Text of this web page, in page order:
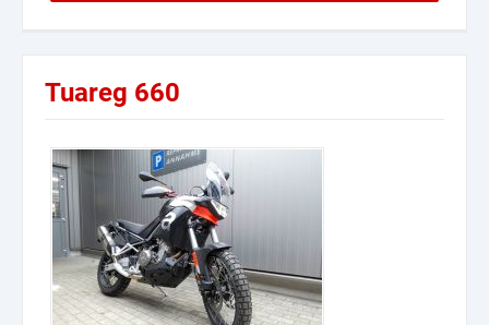
Tuareg 660